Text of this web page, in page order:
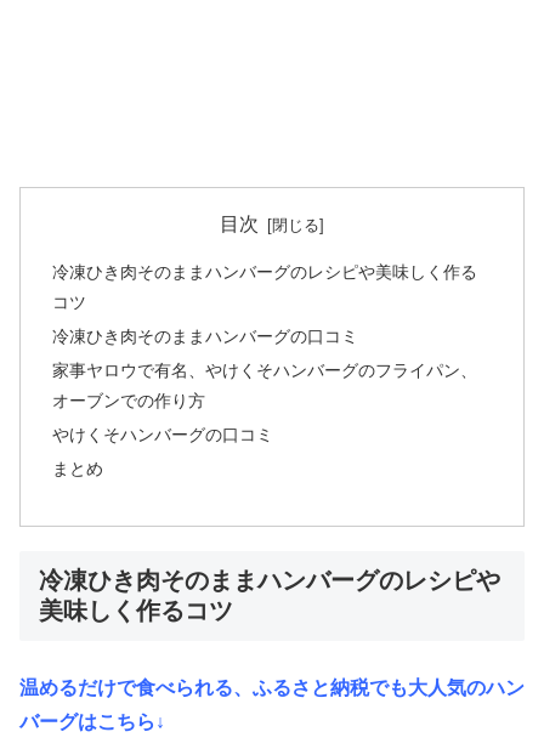
目次
冷凍ひき肉そのままハンバーグのレシピや美味しく作る
コツ
冷凍ひき肉そのままハンバーグの口コミ
家事ヤロウで有名、やけくそハンバーグのフライパン、
オーブンでの作り方
やけくそハンバーグの口コミ
まとめ
冷凍ひき肉そのままハンバーグのレシピや
美味しく作るコツ
温めるだけで食べられる、ふるさと納税でも大人気のハン
バーグはこちら↓